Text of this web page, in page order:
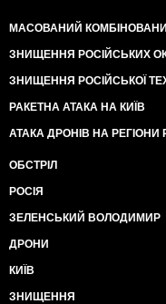
МАСОВАНИЙ
ЗНИЩЕННЯ РОСІЙСЬКИХ
ЗНИЩЕННЯ РОСІЙСЬКОЇ
РАКЕТНА АТАКА НА КИЇВ
АТАКА ДРОНІВ НА РЕГІОНИ
ОБСТРІЛ
РОСІЯ
ЗЕЛЕНСЬКИЙ ВОЛОДИМИР
ДРОНИ
КИЇВ
ЗНИЩЕННЯ